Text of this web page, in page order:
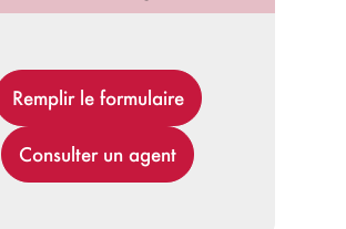
Remplir le formulaire
Consulter un agent